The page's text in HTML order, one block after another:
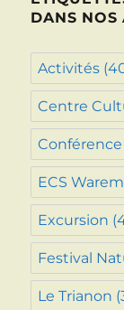
DANS NOS
Activités
Centre
Conférence
ECS
Excursion
Festival
Le Trianon